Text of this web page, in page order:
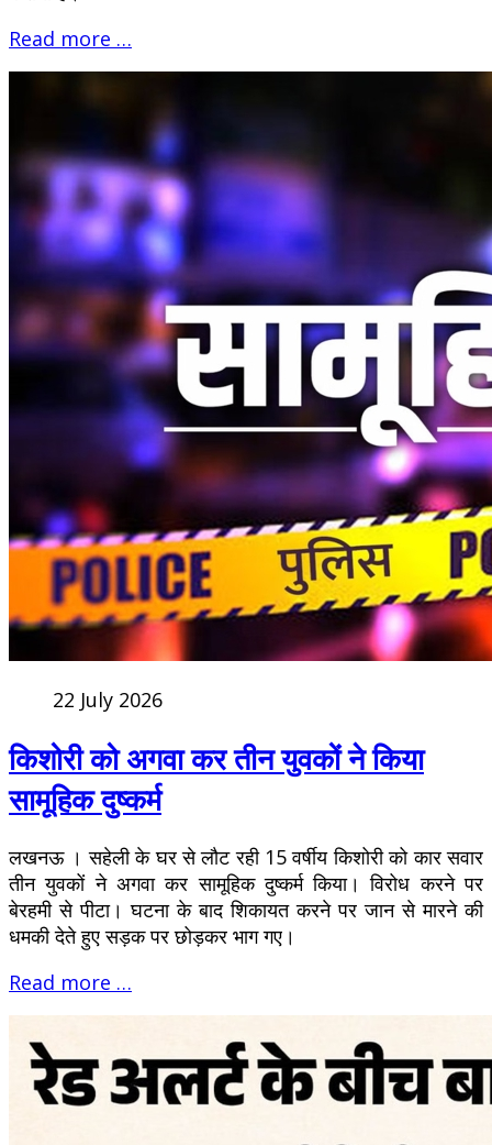
Read more …
22 July 2026
किशोरी को अगवा कर तीन युवकों ने किया
सामूहिक दुष्कर्म
लखनऊ । सहेली के घर से लौट रही 15 वर्षीय किशोरी को कार सवार
तीन युवकों ने अगवा कर सामूहिक दुष्कर्म किया। विरोध करने पर
बेरहमी से पीटा। घटना के बाद शिकायत करने पर जान से मारने की
धमकी देते हुए सड़क पर छोड़कर भाग गए।
Read more …